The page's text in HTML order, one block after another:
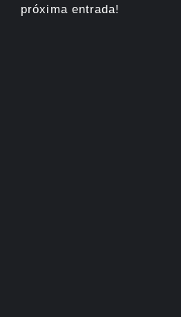
próxima entrada!